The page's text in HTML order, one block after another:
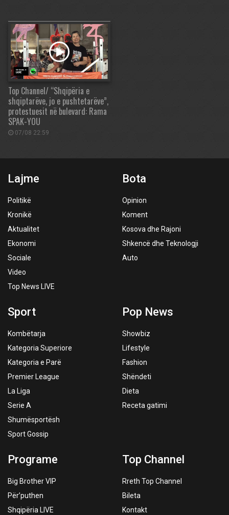
Top Channel/ “Shqipëria e
shqiptarëve, jo e pushtetarëve”,
protestuesit në bulevard: Rama
SPAK-YOU
07/08 22:59
Lajme
Politikë
Kronikë
Aktualitet
Ekonomi
Sociale
Video
Top News LIVE
Bota
Opinion
Koment
Kosova dhe Rajoni
Shkencë dhe Teknologji
Auto
Sport
Kombëtarja
Kategoria Superiore
Kategoria e Parë
Premier League
La Liga
Serie A
Shumësportësh
Sport Gossip
Pop News
Showbiz
Lifestyle
Fashion
Shëndeti
Dieta
Receta gatimi
Programe
Big Brother VIP
Për’puthen
Shqipëria LIVE
Top Channel
Rreth Top Channel
Bileta
Kontakt